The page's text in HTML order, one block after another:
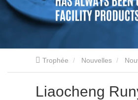
Trophée Nouvelles
Liaocheng